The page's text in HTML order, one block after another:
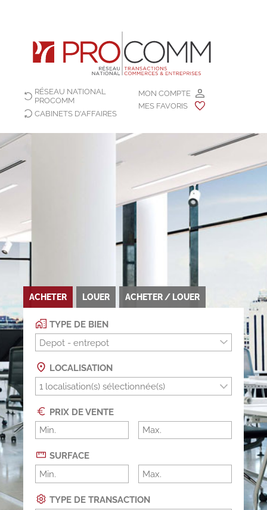
MON COMPTE
MES FAVORIS
RÉSEAU NATIONAL
PROCOMM
CABINETS D'AFFAIRES
ACHETER LOUER ACHETER / LOUER
TYPE DE BIEN
Depot - entrepot
LOCALISATION
PRIX DE VENTE
SURFACE
TYPE DE TRANSACTION